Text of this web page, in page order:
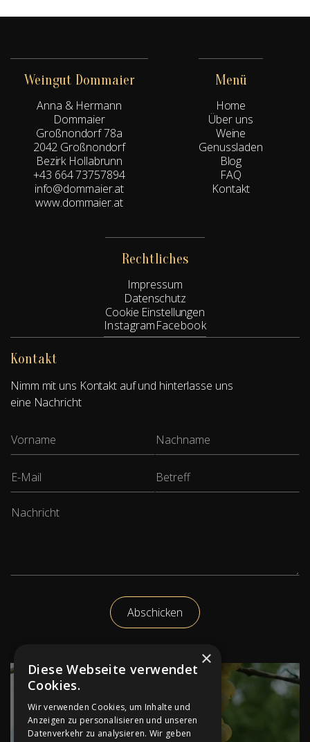
Weingut Dommaier
Anna & Hermann
Dommaier
Großnondorf 78a
2042 Großnondorf
Bezirk Hollabrunn
+43 664 73757894
info@dommaier.at
www.dommaier.at
Menü
Home
Über uns
Weine
Genussladen
Blog
FAQ
Kontakt
Rechtliches
Impressum
Datenschutz
Cookie Einstellungen
InstagramFacebook
Kontakt
Nimm mit uns Kontakt auf und hinterlasse uns
eine Nachricht
×
Diese Webseite verwendet
Cookies.
Wir verwenden Cookies, um Inhalte und
Anzeigen zu personalisieren und unseren
Datenverkehr zu analysieren. Wir geben